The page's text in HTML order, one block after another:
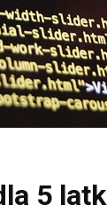
5